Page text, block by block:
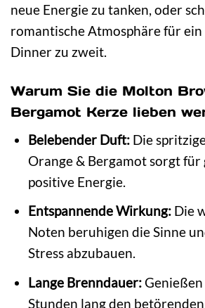
neue Energie zu tanken, oder
romantische Atmosphäre für
Dinner zu zweit.
Warum Sie die Molton
Bergamot Kerze lieben
Belebender Duft:Die
Orange & Bergamot sorgt für
positive Energie.
Entspannende Wirkung:Die
Noten beruhigen die Sinne
Stress abzubauen.
Lange Brenndauer:Genießen
Stunden lang den